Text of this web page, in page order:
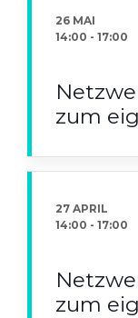
26 MAI
14:00 - 17:00
zum
27 APRIL
14:00 - 17:00
zum